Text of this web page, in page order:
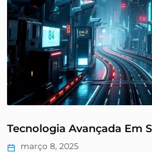
Tecnologia Avançada Em
março 8, 2025